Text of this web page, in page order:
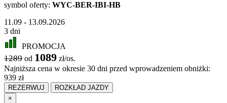
symbol oferty: WYC-BER-IBI-HB
11.09 - 13.09.2026
3 dni
PROMOCJA
1289 od 1089 zł/os.
Najniższa cena w okresie 30 dni przed wprowadzeniem obniżki:
939 zł
REZERWUJ
ROZKŁAD JAZDY
×